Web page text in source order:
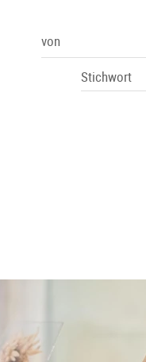
von